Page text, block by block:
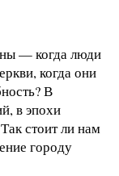
— когда люди
когда они
В
в эпохи
стоит ли нам
городу